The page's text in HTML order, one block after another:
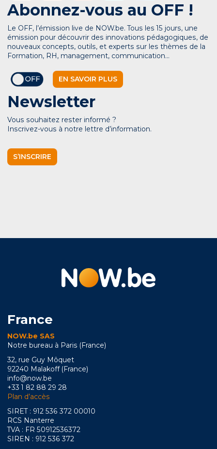
Abonnez-vous au OFF !
Le OFF, l’émission live de NOW.be. Tous les 15 jours, une
émission pour découvrir des innovations pédagogiques, de
nouveaux concepts, outils, et experts sur les thèmes de la
Formation, RH, management, communication…
EN SAVOIR PLUS
Newsletter
Vous souhaitez rester informé ?
Inscrivez-vous à notre lettre d’information.
S’INSCRIRE
France
NOW.be SAS
Notre bureau à Paris (France)
32, rue Guy Môquet
92240 Malakoff (France)
info@now.be
+33 1 82 88 29 28
Plan d’accès
SIRET : 912 536 372 00010
RCS Nanterre
TVA : FR 50912536372
SIREN : 912 536 372